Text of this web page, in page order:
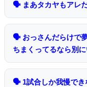
🗣 まあタカヤもアレ
🗣 おっさんだらけで
ちまくってるなら別
🗣 1試合しか我慢でき